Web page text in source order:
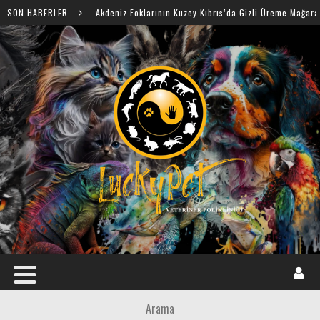
SON HABERLER
Akdeniz Foklarının Kuzey Kıbrıs’da Gizli Üreme Mağaraları Keşfedildi